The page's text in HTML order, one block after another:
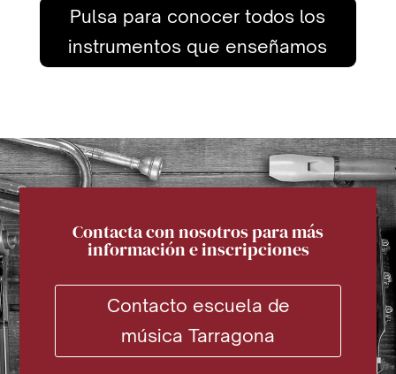
Pulsa para conocer todos los
instrumentos que enseñamos
Contacta con nosotros para más
información e inscripciones
Contacto escuela de
música Tarragona